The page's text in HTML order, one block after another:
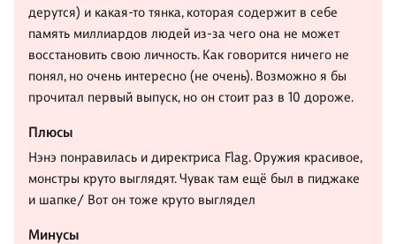
дерутся) и какая-то тянка, которая содержит в себе
память миллиардов людей из-за чего она не может
восстановить свою личность. Как говорится ничего не
понял, но очень интересно (не очень). Возможно я бы
прочитал первый выпуск, но он стоит раз в 10 дороже.
Плюсы
Нэнэ понравилась и директриса Flag. Оружия красивое,
монстры круто выглядят. Чувак там ещё был в пиджаке
и шапке/ Вот он тоже круто выглядел
Минусы